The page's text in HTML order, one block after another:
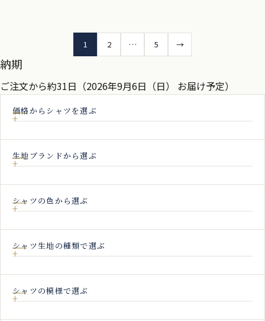
投
稿
の
ペ
ー
ジ
り
1 2 … 5 →
納期
ご注文から約31日（2026年9月6日（日） お届け予定）
価格からシャツを選ぶ
生地ブランドから選ぶ
シャツの色から選ぶ
シャツ生地の種類で選ぶ
シャツの模様で選ぶ